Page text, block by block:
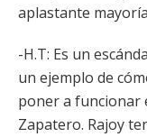
aplastante
-H.T: Es un
un ejemplo de
poner a funcionar
Zapatero. Rajoy